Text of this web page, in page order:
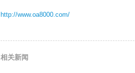
http://www.oa8000.com/
相关新闻